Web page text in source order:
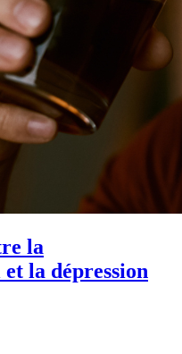
la
la dépression